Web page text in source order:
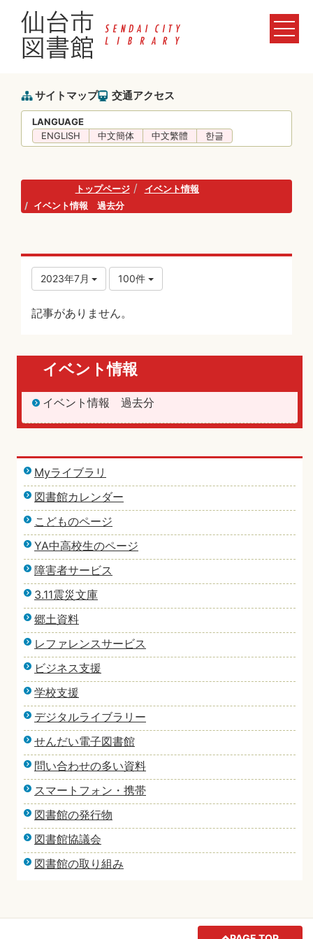
サイトマップ 交通アクセス
LANGUAGE
ENGLISH
中文簡体 中文繁體 한글
トップページ
イベント情報
イベント情報 過去分
2023年7月 100件
記事がありません。
イベント情報
イベント情報 過去分
Myライブラリ
図書館カレンダー
こどものページ
YA中高校生のページ
障害者サービス
3.11震災文庫
郷土資料
レファレンスサービス
ビジネス支援
学校支援
デジタルライブラリー
せんだい電子図書館
問い合わせの多い資料
スマートフォン・携帯
図書館の発行物
図書館協議会
図書館の取り組み